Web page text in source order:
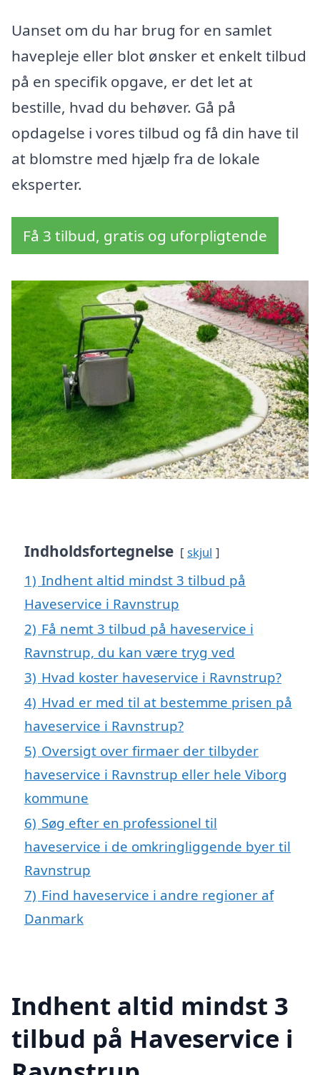
Uanset om du har brug for en samlet
havepleje eller blot ønsker et enkelt tilbud
på en specifik opgave, er det let at
bestille, hvad du behøver. Gå på
opdagelse i vores tilbud og få din have til
at blomstre med hjælp fra de lokale
eksperter.
Få 3 tilbud, gratis og uforpligtende
Indholdsfortegnelse skjul
1) Indhent altid mindst 3 tilbud på
Haveservice i Ravnstrup
2) Få nemt 3 tilbud på haveservice i
Ravnstrup, du kan være tryg ved
3) Hvad koster haveservice i Ravnstrup?
4) Hvad er med til at bestemme prisen på
haveservice i Ravnstrup?
5) Oversigt over firmaer der tilbyder
haveservice i Ravnstrup eller hele Viborg
kommune
6) Søg efter en professionel til
haveservice i de omkringliggende byer til
Ravnstrup
7) Find haveservice i andre regioner af
Danmark
Indhent altid mindst 3
tilbud på Haveservice i